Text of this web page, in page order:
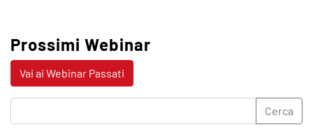
Prossimi Webinar
Vai ai Webinar Passati
Cerca